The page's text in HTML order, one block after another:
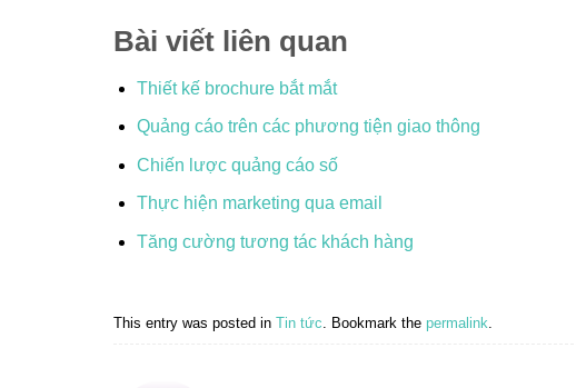
Bài viết liên quan
Thiết kế brochure bắt mắt
Quảng cáo trên các phương tiện giao thông
Chiến lược quảng cáo số
Thực hiện marketing qua email
Tăng cường tương tác khách hàng
This entry was posted in Tin tức. Bookmark the permalink.